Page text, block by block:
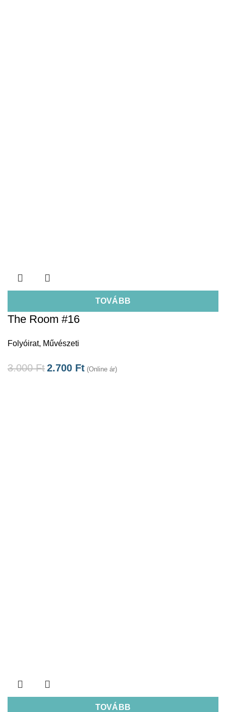
TOVÁBB
The Room #16
Folyóirat, Művészeti
3.000Ft2.700 Ft (Online ár)
TOVÁBB